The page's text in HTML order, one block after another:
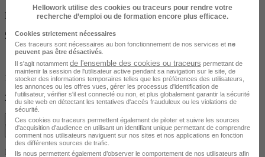
Dans un rayon de
50km
10km
200km
Effacer
Valider
Durée de la formation
Hellowork utilise des cookies ou traceurs pour rendre votre
recherche d’emploi ou de formation encore plus efficace.
Cookies strictement nécessaires
Ces traceurs sont nécessaires au bon fonctionnement de nos services et ne
peuvent pas être désactivés
Il s'agit notamment de l'ensemble des cookies ou traceurs permettant de
maintenir la session de l'utilisateur active pendant sa navigation sur le site, de
stocker des informations temporaires telles que les préférences des utilisateurs,
les annonces ou les offres vues, gérer les processus d'identification de
l'utilisateur, vérifier s'il est connecté ou non, et plus globalement garantir la sécurité
du site web en détectant les tentatives d'accès frauduleux ou les violations de
sécurité.
Ces cookies ou traceurs permettent également de piloter et suivre les sources
d'acquisition d'audience en utilisant un identifiant unique permettant de comprendre
comment nos utilisateurs naviguent sur nos sites et nos applications en fonction
des différentes sources de trafic.
Ils nous permettent également d’observer le comportement de nos utilisateurs afin